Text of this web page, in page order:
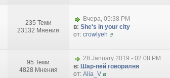
235 Теми
23132 Мнения
Вчера, 05:38 PM
в: She's in your city
от: crowlyeh
95 Теми
4828 Мнения
28 January 2019 - 02:08 PM
в: Шар-пей говорилня
от: Alia_V